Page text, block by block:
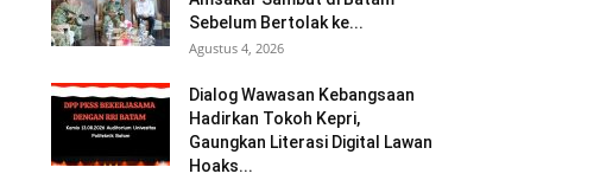
Sebelum Bertolak ke...
Agustus 4, 2026
Dialog Wawasan Kebangsaan
Hadirkan Tokoh Kepri,
Gaungkan Literasi Digital Lawan
Hoaks...